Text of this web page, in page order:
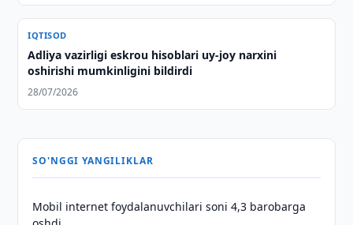
IQTISOD
Adliya vazirligi eskrou hisoblari uy-joy narxini
oshirishi mumkinligini bildirdi
28/07/2026
SO'NGGI YANGILIKLAR
Mobil internet foydalanuvchilari soni 4,3 barobarga